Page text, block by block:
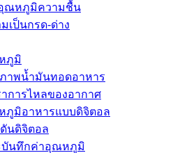
ณหภูมิความชื้น
เป็นกรด-ด่าง
ภูมิ
าพน้ำมันทอดอาหาร
าการไหลของอากาศ
ภูมิอาหารแบบดิจิตอล
ดันดิจิตอล
บันทึกค่าอุณหภูมิ